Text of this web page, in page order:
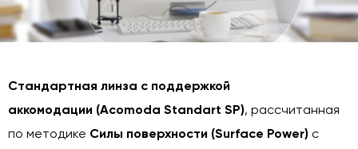
Стандартная линза с поддержкой
аккомодации (Acomoda Standart SP), рассчитанная
по методике Силы поверхности (Surface Power) с